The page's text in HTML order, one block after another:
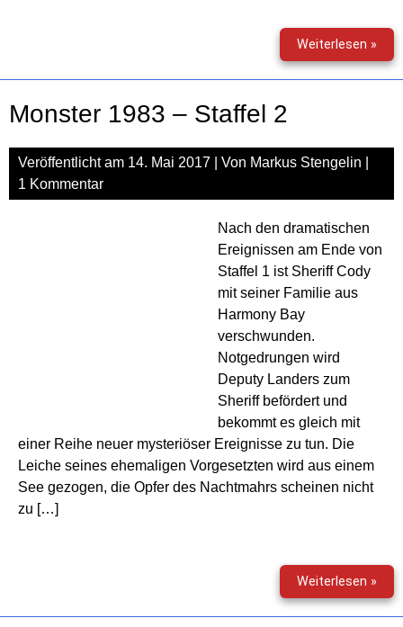
Weiterlesen »Das
der
Monster 1983 – Staffel 2
Veröffentlicht am 14. Mai 2017 | Von Markus Stengelin
1 Kommentar
Nach den dramatischen
Ereignissen am Ende von
Staffel 1 ist Sheriff Cody
mit seiner Familie aus
Harmony Bay
verschwunden.
Notgedrungen wird
Deputy Landers zum
Sheriff befördert und
bekommt es gleich mit
einer Reihe neuer mysteriöser Ereignisse zu tun. Die
Leiche seines ehemaligen Vorgesetzten wird aus einem
See gezogen, die Opfer des Nachtmahrs scheinen nicht
zu […]
Weiterlesen »
–